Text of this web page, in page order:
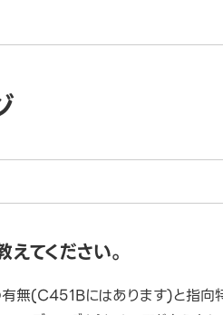
てください。
無(C451Bにはあります)と指向